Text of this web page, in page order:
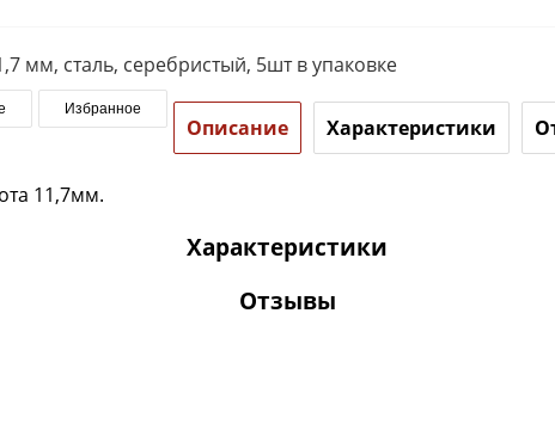
мм, сталь, серебристый, 5шт в упаковке
Избранное
Описание Характеристики
11,7мм.
Характеристики
Отзывы